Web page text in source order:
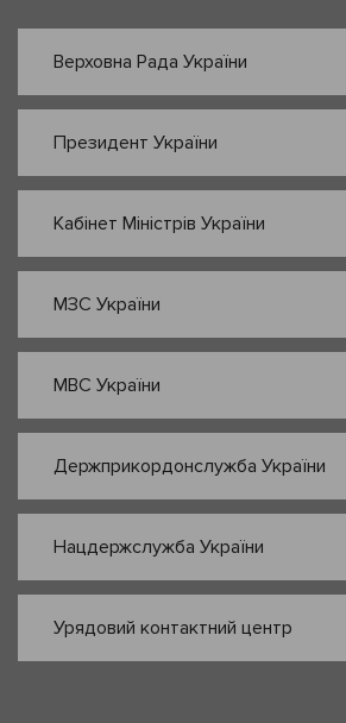
Верховна Рада України
Президент України
Кабінет Міністрів України
МЗС України
МВС України
Держприкордонслужба України
Нацдержслужба України
Урядовий контактний центр